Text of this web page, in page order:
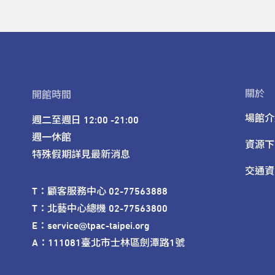
開館時間
週二至週日 12:00 -21:00
週一休館
特殊假期詳見最新消息
T：顧客服務中心 02-77563888
T：北藝中心總機 02-77563800
E：service@tpac-taipei.org
A：111081臺北市士林區劍潭路1號
關於
場館
資源
交通